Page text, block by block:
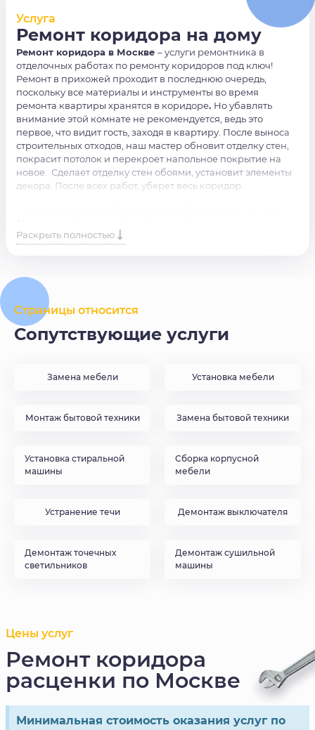
Услуга
Ремонт коридора на дому
Ремонт коридора в Москве – услуги ремонтника в
отделочных работах по ремонту коридоров под ключ!
Ремонт в прихожей проходит в последнюю очередь,
поскольку все материалы и инструменты во время
ремонта квартиры хранятся в коридоре. Но убавлять
внимание этой комнате не рекомендуется, ведь это
первое, что видит гость, заходя в квартиру. После выноса
строительных отходов, наш мастер обновит отделку стен,
покрасит потолок и перекроет напольное покрытие на
новое. Сделает отделку стен обоями, установит элементы
декора. После всех работ, уберет весь коридор.
опыта и инструментов? Доверьте дело нашим
профессионалам. Просто оставьте заявку на сайте или
Раскрыть полностью
Страницы относится
Сопутствующие услуги
Замена мебели Установка мебели
Монтаж бытовой техники Замена бытовой техники
Установка стиральной
машины
Сборка корпусной
мебели
Устранение течи Демонтаж выключателя
Демонтаж точечных
светильников
Демонтаж сушильной
машины
Цены услуг
Ремонт коридора
расценки по Москве
Минимальная стоимость оказания услуг по